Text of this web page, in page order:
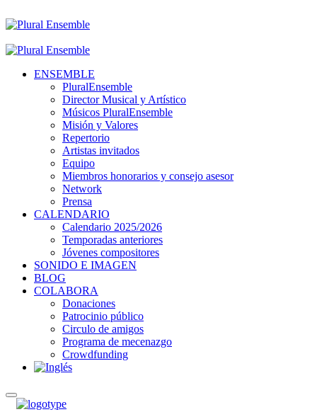
ENSEMBLE
PluralEnsemble
Director Musical y Artístico
Músicos PluralEnsemble
Misión y Valores
Repertorio
Artistas invitados
Equipo
Miembros honorarios y consejo asesor
Network
Prensa
CALENDARIO
Calendario 2025/2026
Temporadas anteriores
Jóvenes compositores
SONIDO E IMAGEN
BLOG
COLABORA
Donaciones
Patrocinio público
Circulo de amigos
Programa de mecenazgo
Crowdfunding